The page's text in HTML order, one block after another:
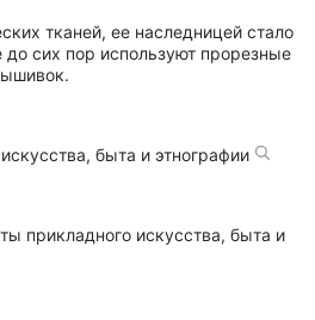
тканей, ее наследницей стало
до сих пор используют прорезные
быта и этнографии
прикладного искусства, быта и